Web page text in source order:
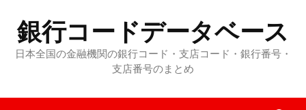
へ
銀行コードデータベース
日本全国の金融機関の銀行コード・支店コード・銀行番号・
支店番号のまとめ